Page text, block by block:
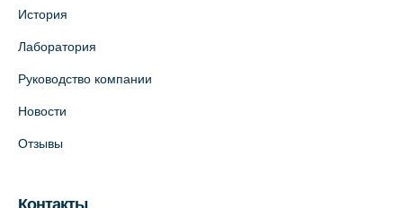
Лабораторный терминал на ул.
Савушкина, 124 (официальный партнёр)
пр. В.О., д.5 (официальный партнёр)
История
Лаборатория
Руководство компании
Новости
Отзывы